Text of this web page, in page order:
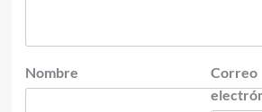
Nombre
Correo